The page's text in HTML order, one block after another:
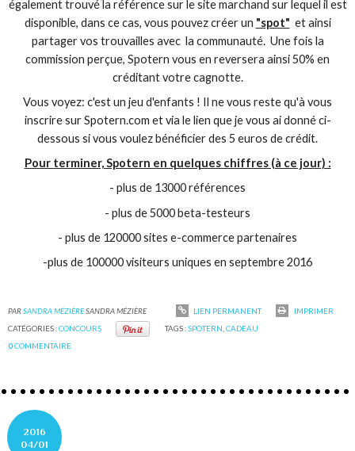
également trouvé la référence sur le site marchand sur lequel il est
disponible, dans ce cas, vous pouvez créer un "spot" et ainsi
partager vos trouvailles avec la communauté. Une fois la
commission perçue, Spotern vous en reversera ainsi 50% en
créditant votre cagnotte.
Vous voyez: c'est un jeu d'enfants ! Il ne vous reste qu'à vous
inscrire sur Spotern.com et via le lien que je vous ai donné ci-
dessous si vous voulez bénéficier des 5 euros de crédit.
Pour terminer, Spotern en quelques chiffres (à ce jour) :
- plus de 13000 références
- plus de 5000 beta-testeurs
- plus de 120000 sites e-commerce partenaires
-plus de 100000 visiteurs uniques en septembre 2016
PARSANDRA MÉZIÈRESANDRA MÉZIÈRE LIEN PERMANENT
IMPRIMER
CATÉGORIES :CONCOURS TAGS :SPOTERN CADEAU
0COMMENTAIRE
2016
04/01